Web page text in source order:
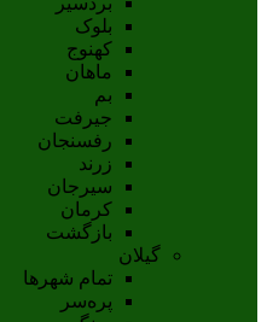
بلوک
کهنوج
ماهان
بم
جيرفت
رفسنجان
زرند
سيرجان
کرمان
بازگشت
گیلان
تمام شهر‌ها
پره‌سر